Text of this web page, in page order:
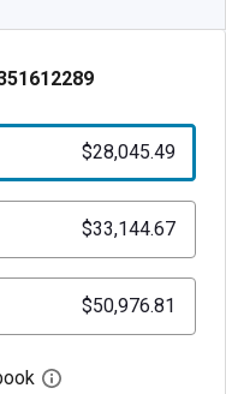
$28,045.49
$33,144.67
$50,976.81
Abre el cuadro de